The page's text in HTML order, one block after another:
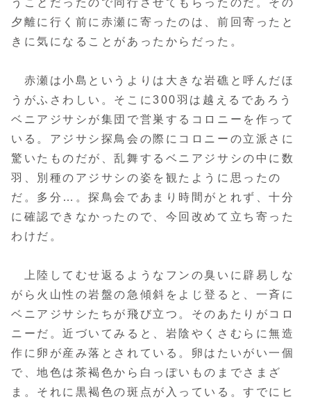
夕離に行く前に赤瀬に寄ったのは、前回寄ったと
きに気になることがあったからだった。
赤瀬は小島というよりは大きな岩礁と呼んだほ
うがふさわしい。そこに300羽は越えるであろう
ベニアジサシが集団で営巣するコロニーを作って
いる。アジサシ探鳥会の際にコロニーの立派さに
驚いたものだが、乱舞するベニアジサシの中に数
羽、別種のアジサシの姿を観たように思ったの
だ。多分…。探鳥会であまり時間がとれず、十分
に確認できなかったので、今回改めて立ち寄った
わけだ。
上陸してむせ返るようなフンの臭いに辟易しな
がら火山性の岩盤の急傾斜をよじ登ると、一斉に
ベニアジサシたちが飛び立つ。そのあたりがコロ
ニーだ。近づいてみると、岩陰やくさむらに無造
作に卵が産み落とされている。卵はたいがい一個
で、地色は茶褐色から白っぽいものまでさまざ
ま。それに黒褐色の斑点が入っている。すでにヒ